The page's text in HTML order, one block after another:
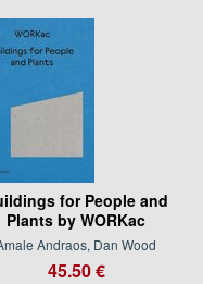
for People and
Plants by WORKac
Andraos, Dan Wood
45.50 €